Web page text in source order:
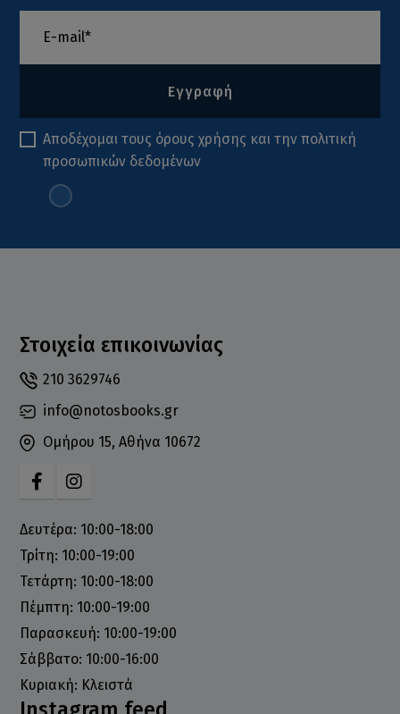
Εγγραφή
Αποδέχομαι τους όρους χρήσης και τηνπολιτική
προσωπικών δεδομένων
Στοιχεία επικοινωνίας
210 3629746
info@notosbooks.gr
Ομήρου 15, Αθήνα 10672
Δευτέρα: 10:00-18:00
Τρίτη: 10:00-19:00
Τετάρτη: 10:00-18:00
Πέμπτη: 10:00-19:00
Παρασκευή: 10:00-19:00
Σάββατο: 10:00-16:00
Κυριακή: Κλειστά